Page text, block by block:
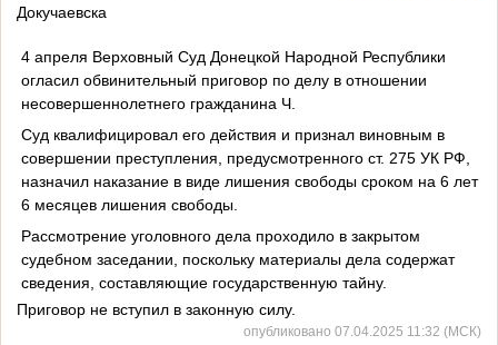
Докучаевска
4 апреля Верховный Суд Донецкой Народной Республики
огласил обвинительный приговор по делу в отношении
несовершеннолетнего гражданина Ч.
Суд квалифицировал его действия и признал виновным в
совершении преступления, предусмотренного ст. 275 УК РФ,
назначил наказание в виде лишения свободы сроком на 6 лет
6 месяцев лишения свободы.
Рассмотрение уголовного дела проходило в закрытом
судебном заседании, поскольку материалы дела содержат
сведения, составляющие государственную тайну.
Приговор не вступил в законную силу.
опубликовано 07.04.2025 11:32 (МСК)